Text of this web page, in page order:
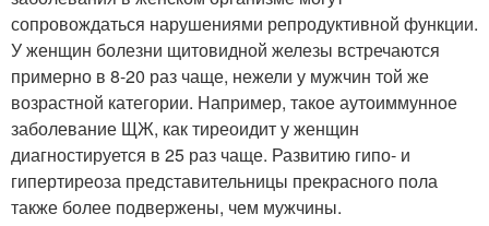
сопровождаться нарушениями репродуктивной функции.
У женщин болезни щитовидной железы встречаются
примерно в 8-20 раз чаще, нежели у мужчин той же
возрастной категории. Например, такое аутоиммунное
заболевание ЩЖ, как тиреоидит у женщин
диагностируется в 25 раз чаще. Развитию гипо- и
гипертиреоза представительницы прекрасного пола
также более подвержены, чем мужчины.